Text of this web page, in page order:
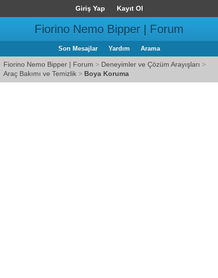
Giriş Yap Kayıt Ol
Fiorino Nemo Bipper | Forum
Son Mesajlar Yardım Arama
Fiorino Nemo Bipper | Forum > Deneyimler ve Çözüm Arayışları >
Araç Bakımı ve Temizlik > Boya Koruma